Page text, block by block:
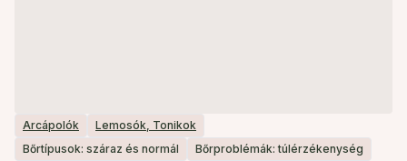
Arcápolók
Lemosók, Tonikok
Bőrtípusok: száraz és normál
Bőrproblémák: túlérzékenység